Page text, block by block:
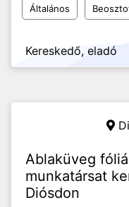
Általános
Kereskedő, eladó
Ablaküveg
munkatársat
Diósdon